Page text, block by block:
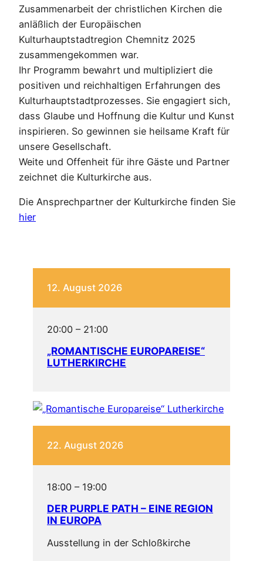
Zusammenarbeit der christlichen Kirchen die
anläßlich der Europäischen
Kulturhauptstadtregion Chemnitz 2025
zusammengekommen war.
Ihr Programm bewahrt und multipliziert die
positiven und reichhaltigen Erfahrungen des
Kulturhauptstadtprozesses. Sie engagiert sich,
dass Glaube und Hoffnung die Kultur und Kunst
inspirieren. So gewinnen sie heilsame Kraft für
unsere Gesellschaft.
Weite und Offenheit für ihre Gäste und Partner
zeichnet die Kulturkirche aus.
Die Ansprechpartner der Kulturkirche finden Sie
hier
12. August 2026
20:00 – 21:00
„ROMANTISCHE EUROPAREISE“
LUTHERKIRCHE
22. August 2026
18:00 – 19:00
DER PURPLE PATH – EINE REGION
IN EUROPA
Ausstellung in der Schloßkirche